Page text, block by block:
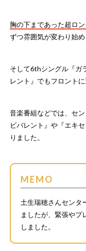
胸の下まであった超ロ
ずつ雰囲気が変わり始め
そして6thシングル『ガ
レント』でもフロントに
音楽番組などでは、セ
ビバレント』や『エキ
りました。
MEMO
土生瑞穂さんセンタ
ましたが、緊張やプ
しました。